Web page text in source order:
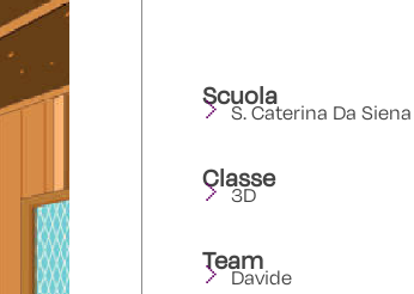
Scuola
S. Caterina Da Siena
Classe
3D
TeamDavide